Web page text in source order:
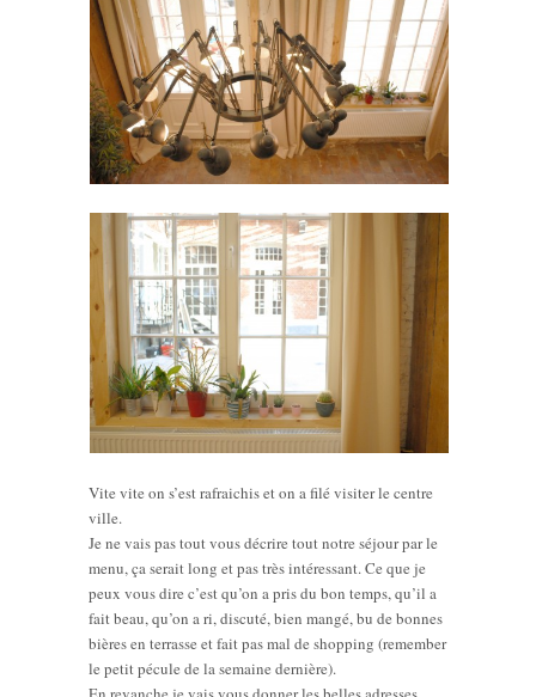
Vite vite on s’est rafraichis et on a filé visiter le centre
ville.
Je ne vais pas tout vous décrire tout notre séjour par le
menu, ça serait long et pas très intéressant. Ce que je
peux vous dire c’est qu’on a pris du bon temps, qu’il a
fait beau, qu’on a ri, discuté, bien mangé, bu de bonnes
bières en terrasse et fait pas mal de shopping (remember
le petit pécule de la semaine dernière).